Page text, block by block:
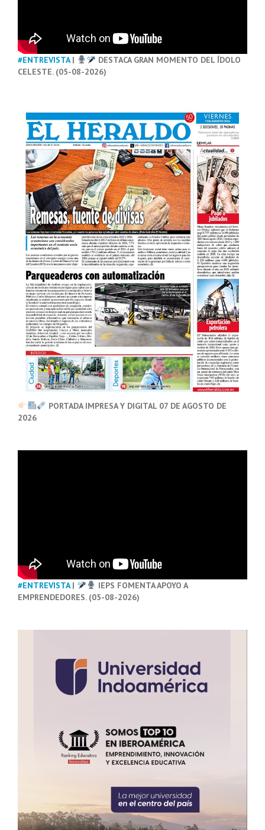
#ENTREVISTA|
DESTACA GRAN MOMENTO DEL ÍDOLO
CELESTE. (05-08-2026)
PORTADA IMPRESA Y DIGITAL 07 DE AGOSTO DE
2026
#ENTREVISTA|
IEPS FOMENTA APOYO A
EMPRENDEDORES. (05-08-2026)